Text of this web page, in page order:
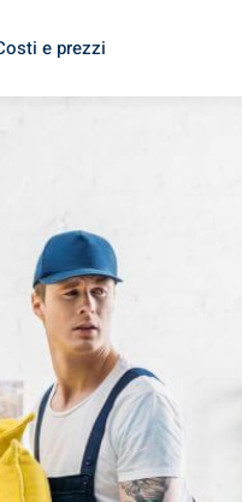
e prezzi